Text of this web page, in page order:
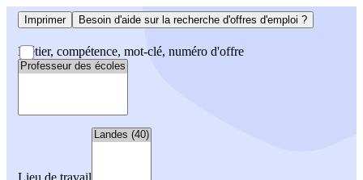
Imprimer Besoin d'aide sur la recherche d'offres d'emploi ?
Métier, compétence, mot-clé, numéro d'offre
Lieu de travail